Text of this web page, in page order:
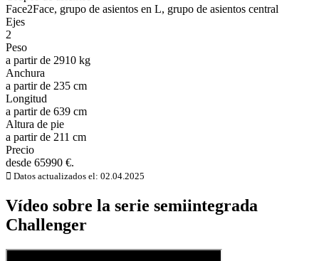
Face2Face, grupo de asientos en L, grupo de asientos central
Ejes
2
Peso
a partir de 2910 kg
Anchura
a partir de 235 cm
Longitud
a partir de 639 cm
Altura de pie
a partir de 211 cm
Precio
desde 65990 €.
Datos actualizados el: 02.04.2025
Vídeo sobre la serie semiintegrada
Challenger